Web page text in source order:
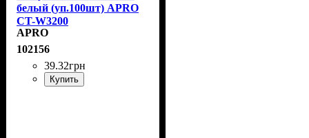
белый (уп.100шт) APRO
CT-W3200
APRO
102156
39.32грн
Купить